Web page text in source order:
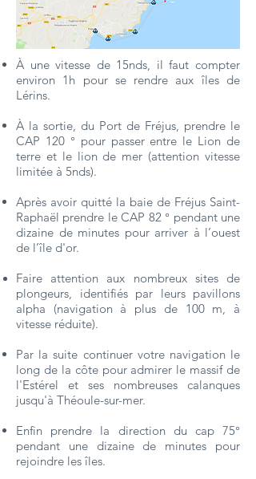
À une vitesse de 15nds, il faut compter
environ 1h pour se rendre aux îles de
Lérins.
À la sortie, du Port de Fréjus, prendre le
CAP 120 ° pour passer entre le Lion de
terre et le lion de mer (attention vitesse
limitée à 5nds).
Après avoir quitté la baie de Fréjus Saint-
Raphaël prendre le CAP 82 ° pendant une
dizaine de minutes pour arriver à l’ouest
de l’île d'or.
Faire attention aux nombreux sites de
plongeurs, identifiés par leurs pavillons
alpha (navigation à plus de 100 m, à
vitesse réduite).
Par la suite continuer votre navigation le
long de la côte pour admirer le massif de
l'Estérel et ses nombreuses calanques
jusqu'à Théoule-sur-mer.
Enfin prendre la direction du cap 75°
pendant une dizaine de minutes pour
rejoindre les îles.